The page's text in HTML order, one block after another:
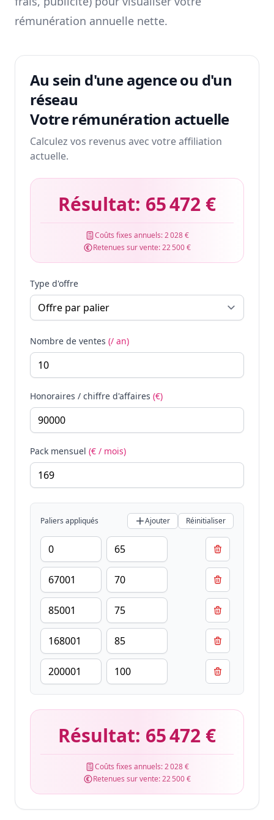
rémunération annuelle nette.
Au sein d'une agence ou d'un
réseau
Votre rémunération actuelle
Calculez vos revenus avec votre affiliation
actuelle.
Résultat: 65 472 €
Coûts fixes annuels:2 028 €
Retenues sur vente:22 500 €
Type d'offre
Nombre de ventes (/ an)
Honoraires / chiffre d'affaires (€)
Pack mensuel (€ / mois)
Paliers appliqués Ajouter Réinitialiser
Résultat: 65 472 €
Coûts fixes annuels:2 028 €
Retenues sur vente:22 500 €